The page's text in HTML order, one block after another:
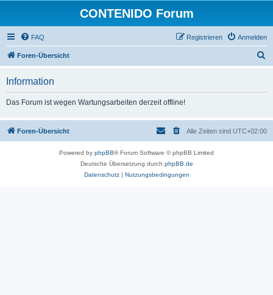
CONTENIDO Forum
FAQ Anmelden
Registrieren
Foren-Übersicht
Information
Das Forum ist wegen Wartungsarbeiten derzeit offline!
Foren-Übersicht Alle Zeiten sind UTC+02:00
Powered by phpBB® Forum Software © phpBB Limited
Deutsche Übersetzung durch phpBB.de
Datenschutz| Nutzungsbedingungen